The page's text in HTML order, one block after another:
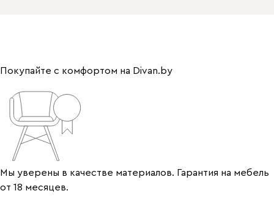
Покупайте с комфортом на Divan.by
Мы уверены в качестве материалов. Гарантия на мебель
от 18 месяцев.